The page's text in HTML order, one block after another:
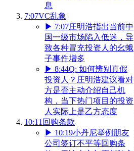
息
7:07VC乱象
▶ 7:07庄明浩指出当前中
国一级市场陷入低迷，导
致各种冒充投资人的幺蛾
子事件增多
▶ 8:44Q: 如何辨别真假
投资人？庄明浩建议看对
方是否主动介绍自己机
构，当下热门项目的投资
人实际上是乙方态度
10:11 回购条款
▶ 10:19小丹尼举例朋友
公司签订不平等回购条